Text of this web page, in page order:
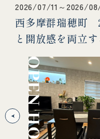
2026/07/11～2026/
西多摩群瑞穂町
と開放感を両立